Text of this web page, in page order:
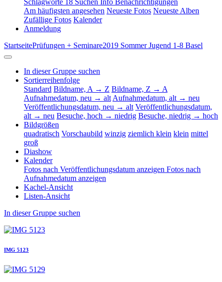
Schlagworte 18 Suchen Info Benachrichtigungen
Am häufigsten angesehen Neueste Fotos Neueste Alben
Zufällige Fotos Kalender
Anmeldung
StartseitePrüfungen + Seminare2019 Sommer Jugend 1-8 Basel
In dieser Gruppe suchen
Sortierreihenfolge
Standard Bildname, A → Z Bildname, Z → A
Aufnahmedatum, neu → alt Aufnahmedatum, alt → neu
Veröffentlichungsdatum, neu → alt Veröffentlichungsdatum,
alt → neu Besuche, hoch → niedrig Besuche, niedrig → hoch
Bildgrößen
quadratisch Vorschaubild winzig ziemlich klein klein mittel
groß
Diashow
Kalender
Fotos nach Veröffentlichungsdatum anzeigen Fotos nach
Aufnahmedatum anzeigen
Kachel-Ansicht
Listen-Ansicht
In dieser Gruppe suchen
IMG 5123